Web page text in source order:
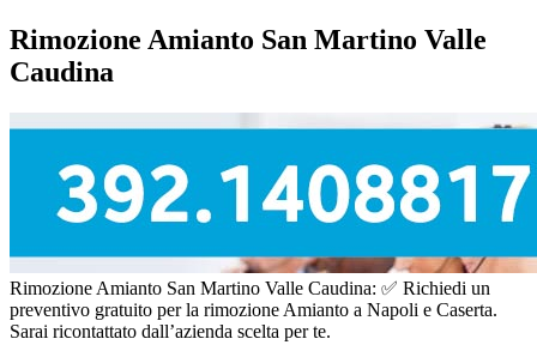
Rimozione Amianto San Martino Valle
Caudina
Rimozione Amianto San Martino Valle Caudina: ✅ Richiedi un
preventivo gratuito per la rimozione Amianto a Napoli e Caserta.
Sarai ricontattato dall’azienda scelta per te.